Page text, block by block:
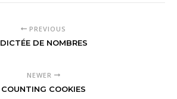
PREVIOUS
DICTÉE DE NOMBRES
NEWER
COUNTING COOKIES